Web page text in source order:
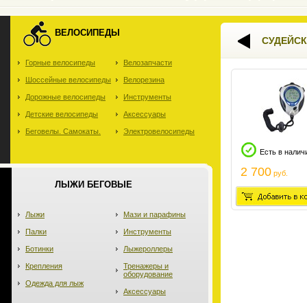
ВЕЛОСИПЕДЫ
Горные велосипеды
Шоссейные велосипеды
Дорожные велосипеды
Детские велосипеды
Беговелы. Самокаты.
Велозапчасти
Велорезина
Инструменты
Аксессуары
Электровелосипеды
ЛЫЖИ БЕГОВЫЕ
Лыжи
Палки
Ботинки
Крепления
Одежда для лыж
Мази и парафины
Инструменты
Лыжероллеры
Тренажеры и
оборудование
Аксессуары
Есть в
2 700 руб.